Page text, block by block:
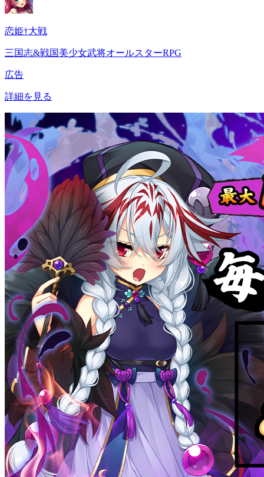
恋姫†大戦
三国志&戦国美少女武将オールスターRPG
広告
詳細を見る